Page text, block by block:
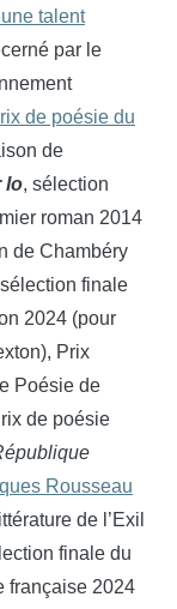
talent
par le
de poésie du
de
lo, sélection
roman 2014
de Chambéry
sélection finale
2024 (pour
Prix
Poésie de
de poésie
Rousseau
de l’Exil
finale du
française 2024